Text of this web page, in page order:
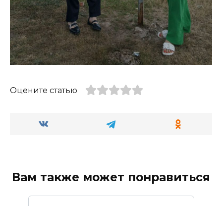
Оцените статью
Вам также может понравиться